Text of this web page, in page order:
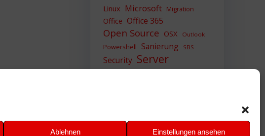
Ablehnen Einstellungen ansehen
Linux Microsoft Migration
Office Office 365
Open Source OSX Outlook
Powershell Sanierung SBS
Security Server
Sicherheit SIEM
VMWare VPN WAZUH